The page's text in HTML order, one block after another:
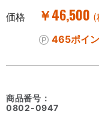
価格 ￥46,500 (
465ポイ
商品番号：
0802-0947